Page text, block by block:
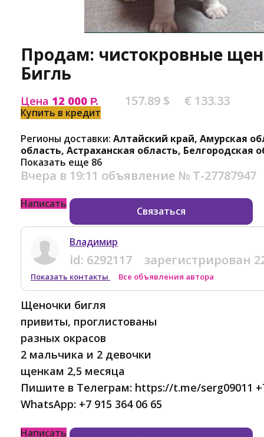
Продам: чистокровные
Бигль
Цена 12 000 Р. 157.89 $ € 133.33
Купить в кредит
Регионы доставки: Алтайский край, Амурская
область, Астраханская область, Белгородская
Показать еще 86
Вчера в 19:11 объявление № Т-27787947
Написать
Связаться
Владимир
id: 6292117 зарегистрирован
Показать контакты Все объявления автора
Щеночки бигля
привиты, проглистованы
разных окрасов
2 мальчика и 2 девочки
щенкам 2,5 месяца
Пишите в Телеграм: https://t.me/serg09011
WhatsApp: +7 915 364 06 65
Написать